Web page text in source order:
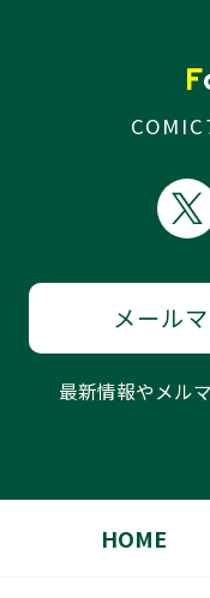
メール
最新情報やメル
HOME